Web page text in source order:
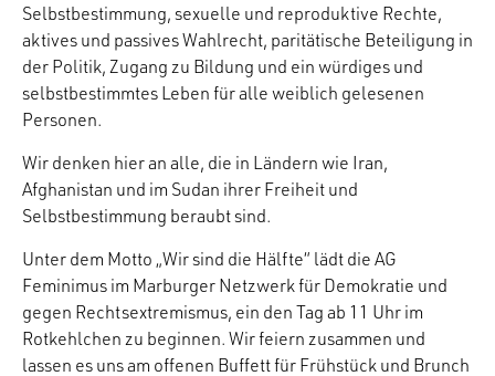
Selbstbestimmung, sexuelle und reproduktive Rechte,
aktives und passives Wahlrecht, paritätische Beteiligung in
der Politik, Zugang zu Bildung und ein würdiges und
selbstbestimmtes Leben für alle weiblich gelesenen
Personen.
Wir denken hier an alle, die in Ländern wie Iran,
Afghanistan und im Sudan ihrer Freiheit und
Selbstbestimmung beraubt sind.
Unter dem Motto „Wir sind die Hälfte“ lädt die AG
Feminimus im Marburger Netzwerk für Demokratie und
gegen Rechtsextremismus, ein den Tag ab 11 Uhr im
Rotkehlchen zu beginnen. Wir feiern zusammen und
lassen es uns am offenen Buffett für Frühstück und Brunch